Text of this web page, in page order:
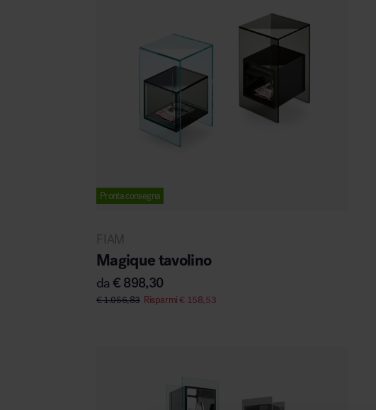
Pronta consegna
FIAM
Magique tavolino
da€ 898,30
€1.056,83 Risparmi€ 158,53